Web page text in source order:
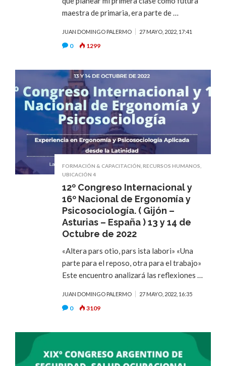
maestra de primaria, era parte de …
JUAN DOMINGO PALERMO 27 MAYO, 2022, 17:41
0 1299
FORMACIÓN & CAPACITACIÓN RECURSOS HUMANOS
UBICACIÓN 4
12º Congreso Internacional y
16º Nacional de Ergonomía y
Psicosociología. ( Gijón –
Asturias – España ) 13 y 14 de
Octubre de 2022
«Altera pars otio, pars ista labori» «Una
parte para el reposo, otra para el trabajo»
Este encuentro analizará las reflexiones …
JUAN DOMINGO PALERMO 27 MAYO, 2022, 16:35
0 3109